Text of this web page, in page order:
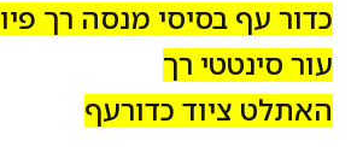
כדור עף בסיסי מנסה רך פיו 230 גרם
עור סינטטי רך
האתלט ציוד כדורעף